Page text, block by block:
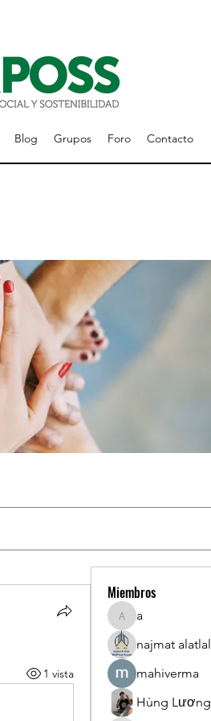
Blog Grupos Foro Contacto
1 vista
Miembros
a
a
najmat alatlal
mahiverma
Hùng Lương